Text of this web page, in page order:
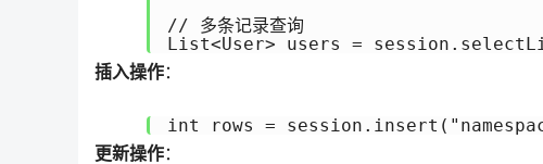
// 多条记录查询
插入操作：
int rows =
更新操作：